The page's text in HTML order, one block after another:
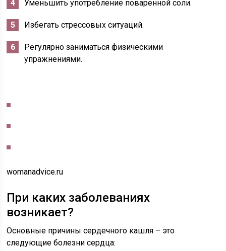
Уменьшить употребление поваренной соли.
Избегать стрессовых ситуаций.
Регулярно заниматься физическими
упражнениями.
womanadvice.ru
При каких заболеваниях
возникает?
Основные причины сердечного кашля – это
следующие болезни сердца: